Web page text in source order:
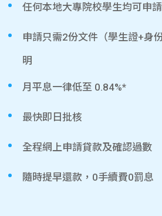
任何本地大專院校學生均可申請
申請只需2份文件（學生證+身
明
月平息一律低至 0.84%*
最快即日批核
全程網上申請貸款及確認過數
隨時提早還款，0手續費0罰息